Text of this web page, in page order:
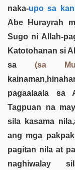
naka-upo sa
Abe Hurayrah
Sugo ni Allah-
Katotohanan si
sa(sa
pagaalaala sa
Tagpuan na
sila kasama
ang mga
pagitan nila at
naghiwalay